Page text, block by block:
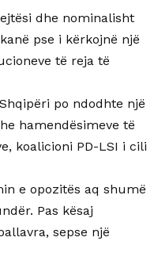
dhe nominalisht
pse i kërkojnë një
të reja të
po ndodhte një
hamendësimeve të
koalicioni PD-LSI i cili
e opozitës aq shumë
Pas kësaj
sepse një